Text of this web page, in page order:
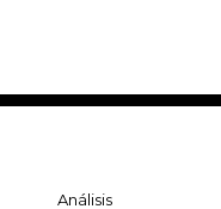
Análisis